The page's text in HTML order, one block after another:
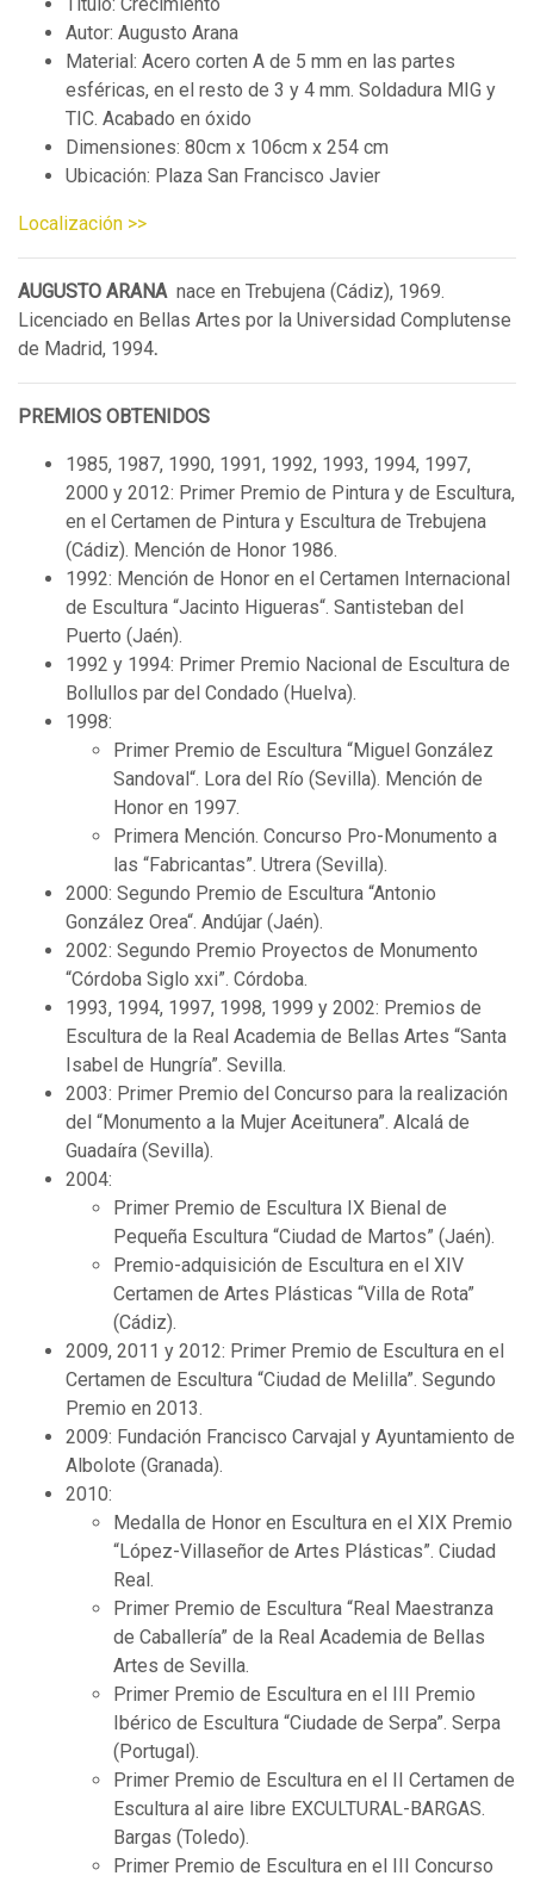
Título: Crecimiento
Autor: Augusto Arana
Material: Acero corten A de 5 mm en las partes
esféricas, en el resto de 3 y 4 mm. Soldadura MIG y
TIC. Acabado en óxido
Dimensiones: 80cm x 106cm x 254 cm
Ubicación: Plaza San Francisco Javier
Localización >>
AUGUSTO ARANA nace en Trebujena (Cádiz), 1969.
Licenciado en Bellas Artes por la Universidad Complutense
de Madrid, 1994.
PREMIOS OBTENIDOS
1985, 1987, 1990, 1991, 1992, 1993, 1994, 1997,
2000 y 2012: Primer Premio de Pintura y de Escultura,
en el Certamen de Pintura y Escultura de Trebujena
(Cádiz). Mención de Honor 1986.
1992: Mención de Honor en el Certamen Internacional
de Escultura “Jacinto Higueras“. Santisteban del
Puerto (Jaén).
1992 y 1994: Primer Premio Nacional de Escultura de
Bollullos par del Condado (Huelva).
1998:
Primer Premio de Escultura “Miguel González
Sandoval“. Lora del Río (Sevilla). Mención de
Honor en 1997.
Primera Mención. Concurso Pro-Monumento a
las “Fabricantas”. Utrera (Sevilla).
2000: Segundo Premio de Escultura “Antonio
González Orea“. Andújar (Jaén).
2002: Segundo Premio Proyectos de Monumento
“Córdoba Siglo xxi”. Córdoba.
1993, 1994, 1997, 1998, 1999 y 2002: Premios de
Escultura de la Real Academia de Bellas Artes “Santa
Isabel de Hungría”. Sevilla.
2003: Primer Premio del Concurso para la realización
del “Monumento a la Mujer Aceitunera”. Alcalá de
Guadaíra (Sevilla).
2004:
Primer Premio de Escultura IX Bienal de
Pequeña Escultura “Ciudad de Martos” (Jaén).
Premio-adquisición de Escultura en el XIV
Certamen de Artes Plásticas “Villa de Rota”
(Cádiz).
2009, 2011 y 2012: Primer Premio de Escultura en el
Certamen de Escultura “Ciudad de Melilla”. Segundo
Premio en 2013.
2009: Fundación Francisco Carvajal y Ayuntamiento de
Albolote (Granada).
2010:
Medalla de Honor en Escultura en el XIX Premio
“López-Villaseñor de Artes Plásticas”. Ciudad
Real.
Primer Premio de Escultura “Real Maestranza
de Caballería” de la Real Academia de Bellas
Artes de Sevilla.
Primer Premio de Escultura en el III Premio
Ibérico de Escultura “Ciudade de Serpa”. Serpa
(Portugal).
Primer Premio de Escultura en el II Certamen de
Escultura al aire libre EXCULTURAL-BARGAS.
Bargas (Toledo).
Primer Premio de Escultura en el III Concurso